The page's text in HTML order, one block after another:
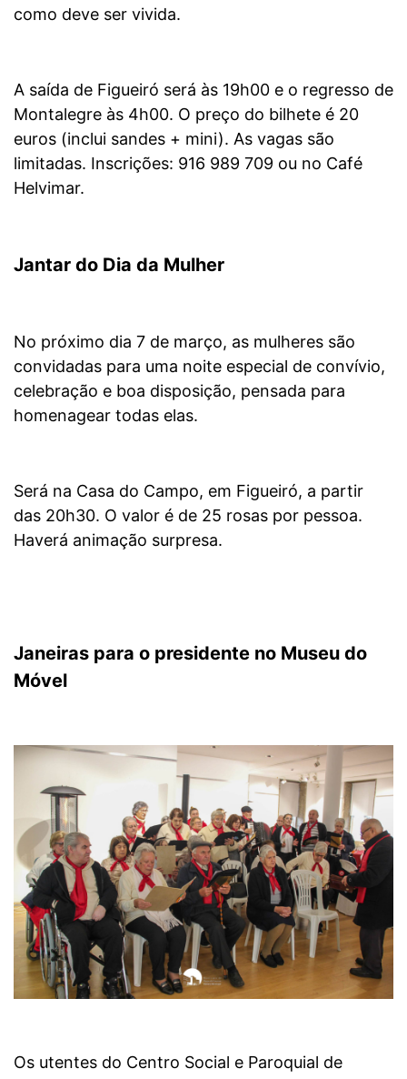
como deve ser vivida.
A saída de Figueiró será às 19h00 e o regresso de
Montalegre às 4h00. O preço do bilhete é 20
euros (inclui sandes + mini). As vagas são
limitadas. Inscrições: 916 989 709 ou no Café
Helvimar.
Jantar do Dia da Mulher
No próximo dia 7 de março, as mulheres são
convidadas para uma noite especial de convívio,
celebração e boa disposição, pensada para
homenagear todas elas.
Será na Casa do Campo, em Figueiró, a partir
das 20h30. O valor é de 25 rosas por pessoa.
Haverá animação surpresa.
Janeiras para o presidente no Museu do
Móvel
Os utentes do Centro Social e Paroquial de